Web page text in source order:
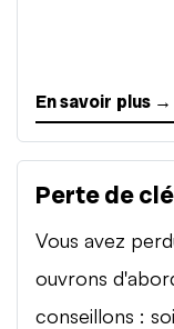
En savoir plus →
Perte de
Vous avez
ouvrons
conseillons :